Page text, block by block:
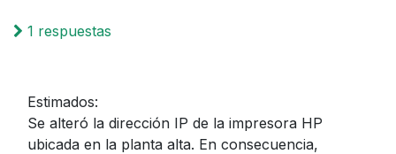
1 respuestas
Estimados:
Se alteró la dirección IP de la impresora HP
ubicada en la planta alta. En consecuencia,